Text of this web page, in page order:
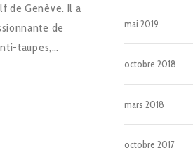
de Genève. Il a
de
taupes,…
mai 2019
octobre 2018
mars 2018
octobre 2017